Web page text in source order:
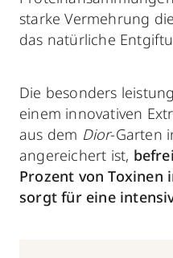
starke Vermehrung
das natürliche
Die besonders
einem innovativen
aus dem Dior-Garten
angereichert ist,
Prozent von Toxinen
sorgt für eine